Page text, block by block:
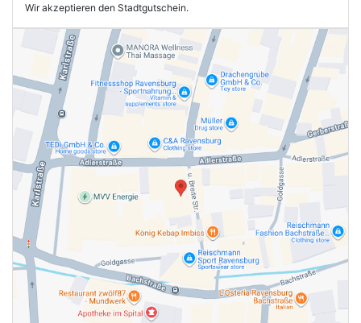
Wir akzeptieren den Stadtgutschein.